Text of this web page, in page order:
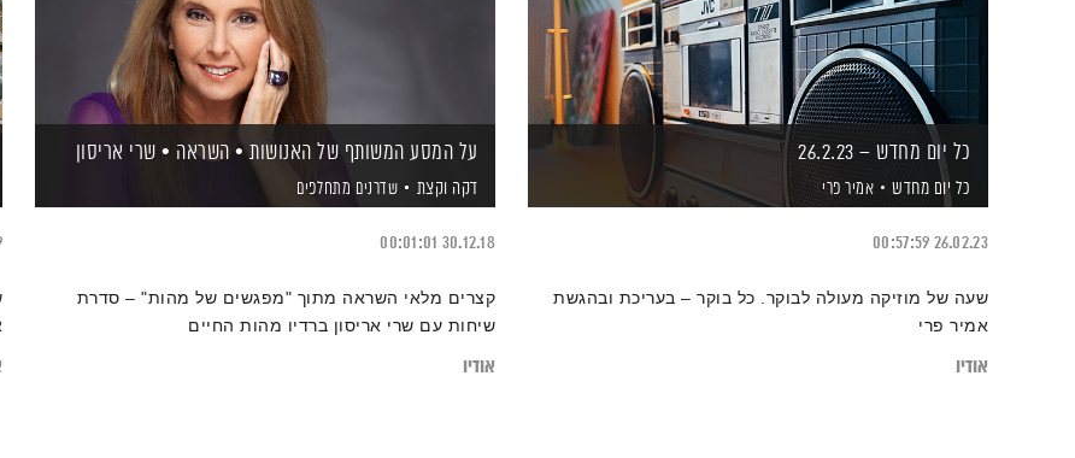
כל יום מחדש – 26.2.23
כל יום מחדש אמיר פרי
26.02.23
00:57:59
שעה של מוזיקה מעולה לבוקר. כל בוקר – בעריכת ובהגשת
אמיר פרי
אודיו
על המסע המשותף של האנושות • השראה • שרי אריסון
דקה וקצת שדרנים מתחלפים
30.12.18
00:01:01
קצרים מלאי השראה מתוך "מפגשים של מהות" – סדרת
שיחות עם שרי אריסון ברדיו מהות החיים
אודיו